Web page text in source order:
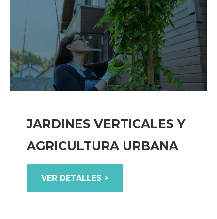
JARDINES VERTICALES Y
AGRICULTURA URBANA
VER DETALLES >